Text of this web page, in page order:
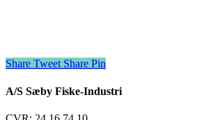
Share Tweet Share Pin
A/S Sæby Fiske-Industri